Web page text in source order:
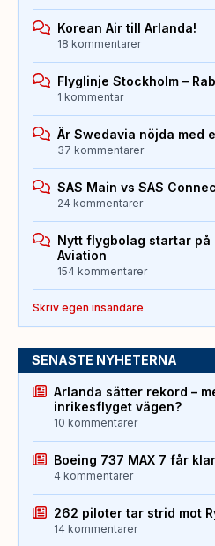
Korean Air till Arlanda!
18 kommentarer
Flyglinje Stockholm –
1 kommentar
Är Swedavia nöjda med
37 kommentarer
SAS Main vs SAS
24 kommentarer
Nytt flygbolag startar på
Aviation
154 kommentarer
Skriv egen insändare
SENASTE NYHETERNA
Arlanda sätter rekord –
inrikesflyget vägen?
10 kommentarer
Boeing 737 MAX 7 får
4 kommentarer
262 piloter tar strid mot
14 kommentarer